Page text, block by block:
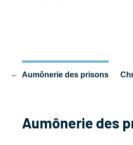
Aumônerie des prisons
Aumônerie des